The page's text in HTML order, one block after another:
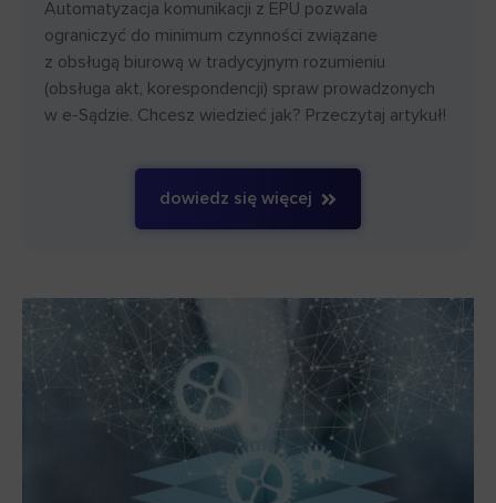
Automatyzacja komunikacji z EPU pozwala
ograniczyć do minimum czynności związane
z obsługą biurową w tradycyjnym rozumieniu
(obsługa akt, korespondencji) spraw prowadzonych
w e-Sądzie. Chcesz wiedzieć jak? Przeczytaj artykuł!
dowiedz się więcej